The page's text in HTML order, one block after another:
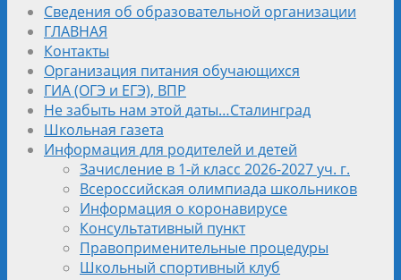
Сведения об образовательной организации
ГЛАВНАЯ
Контакты
Организация питания обучающихся
ГИА (ОГЭ и ЕГЭ), ВПР
Не забыть нам этой даты…Сталинград
Школьная газета
Информация для родителей и детей
Зачисление в 1-й класс 2026-2027 уч. г.
Всероссийская олимпиада школьников
Информация о коронавирусе
Консультативный пункт
Правоприменительные процедуры
Школьный спортивный клуб